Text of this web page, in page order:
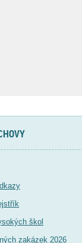
škol
zakázek 2026